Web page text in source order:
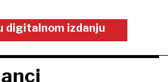
digitalnom izdanju